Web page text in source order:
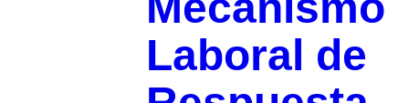
Laboral de